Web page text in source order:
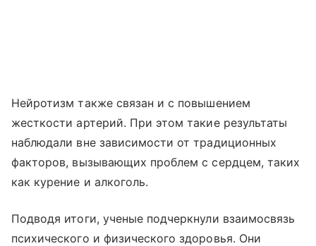
Нейротизм также связан и с повышением
жесткости артерий. При этом такие результаты
наблюдали вне зависимости от традиционных
факторов, вызывающих проблем с сердцем, таких
как курение и алкоголь.
Подводя итоги, ученые подчеркнули взаимосвязь
психического и физического здоровья. Они